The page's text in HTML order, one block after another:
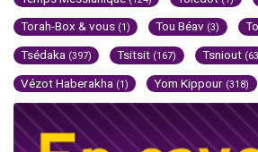
Torah-Box & vous (1) Tou Béav (3)
Tsédaka (397) Tsitsit (167) Tsniout
Vézot Haberakha (1) Yom Kippour (318)